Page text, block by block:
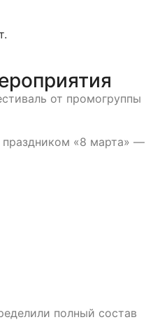
от промогруппы
«8 марта» —
полный состав